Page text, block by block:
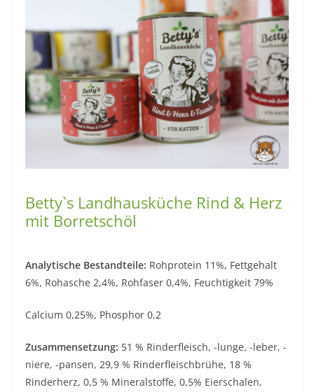
Betty`s Landhausküche Rind & Herz
mit Borretschöl
Analytische Bestandteile: Rohprotein 11%, Fettgehalt
6%, Rohasche 2,4%, Rohfaser 0,4%, Feuchtigkeit 79%
Calcium 0,25%, Phosphor 0,2
Zusammensetzung: 51 % Rinderfleisch, -lunge, -leber, -
niere, -pansen, 29,9 % Rinderfleischbrühe, 18 %
Rinderherz, 0,5 % Mineralstoffe, 0,5% Eierschalen,